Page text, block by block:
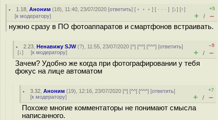
1.18 ,Аноним (18), 11:40, 23/07/2020 [ответить] [ ﹢﹢﹢] [ · · ·][↓] [↑]
[к модератору]
+5
+ / –
нужно сразу в ПО фотоаппаратов и смартфонов встраивать.
2.23 ,Ненавижу SJW(?), 11:55, 23/07/2020 [^] [^^] [^^^] [ответить]
[↓] [к модератору]
–9
+ / –
Зачем? Удобно же когда при фотографировании у тебя
фокус на лице автоматом
3.32 ,Аноним (19), 12:16, 23/07/2020 [^] [^^] [^^^] [ответить]
[к модератору]
+7
+ / –
Похоже многие комментаторы не понимают смысла
написанного.